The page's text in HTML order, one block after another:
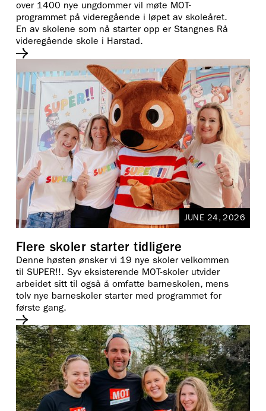
over 1400 nye ungdommer vil møte MOT-
programmet på videregående i løpet av skoleåret.
En av skolene som nå starter opp er Stangnes Rå
videregående skole i Harstad.
JUNE 24, 2026
Flere skoler starter tidligere
Denne høsten ønsker vi 19 nye skoler velkommen
til SUPER!!. Syv eksisterende MOT-skoler utvider
arbeidet sitt til også å omfatte barneskolen, mens
tolv nye barneskoler starter med programmet for
første gang.